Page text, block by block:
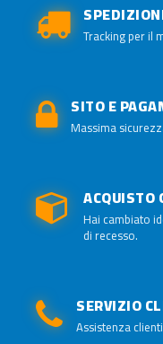
Tracking per il
SITO E
Massima
ACQUISTO
Hai cambiato
di recesso.
SERVIZIO
Assistenza